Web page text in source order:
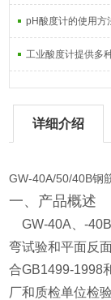
pH酸度计的使用方
工业酸度计提供多
详细介绍
GW-40A/50/40B钢
一、产品概述
GW-40A 、-
弯试验和平面反
合GB1499-1998
厂和质检单位检